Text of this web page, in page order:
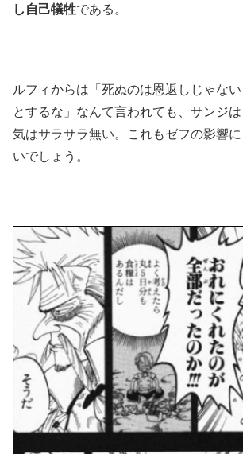
し自己犠牲である。
ルフィからは「死ぬのは恩返しじゃな
とするな」なんて言われても、サンジ
気はサラサラ無い。これもゼフの影響
いでしょう。